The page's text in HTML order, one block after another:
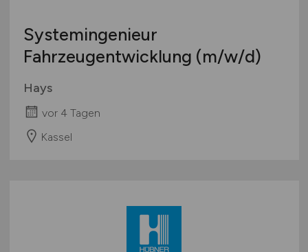
Systemingenieur
Fahrzeugentwicklung (m/w/d)
Hays
vor 4 Tagen
Kassel